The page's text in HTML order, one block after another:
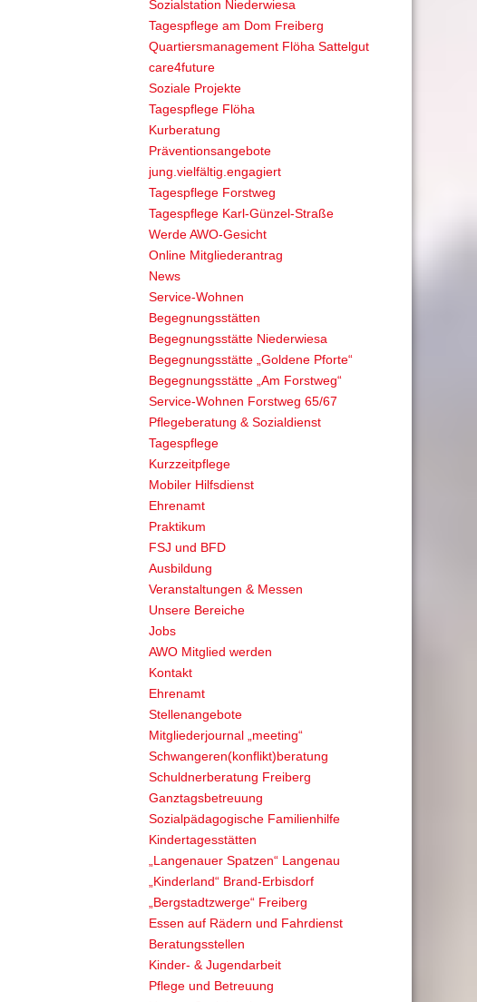
Sozialstation Niederwiesa
Tagespflege am Dom Freiberg
Quartiersmanagement Flöha Sattelgut
care4future
Soziale Projekte
Tagespflege Flöha
Kurberatung
Präventionsangebote
jung.vielfältig.engagiert
Tagespflege Forstweg
Tagespflege Karl-Günzel-Straße
Werde AWO-Gesicht
Online Mitgliederantrag
News
Service-Wohnen
Begegnungsstätten
Begegnungsstätte Niederwiesa
Begegnungsstätte „Goldene Pforte“
Begegnungsstätte „Am Forstweg“
Service-Wohnen Forstweg 65/67
Pflegeberatung & Sozialdienst
Tagespflege
Kurzzeitpflege
Mobiler Hilfsdienst
Ehrenamt
Praktikum
FSJ und BFD
Ausbildung
Veranstaltungen & Messen
Unsere Bereiche
Jobs
AWO Mitglied werden
Kontakt
Ehrenamt
Stellenangebote
Mitgliederjournal „meeting“
Schwangeren(konflikt)beratung
Schuldnerberatung Freiberg
Ganztagsbetreuung
Sozialpädagogische Familienhilfe
Kindertagesstätten
„Langenauer Spatzen“ Langenau
„Kinderland“ Brand-Erbisdorf
„Bergstadtzwerge“ Freiberg
Essen auf Rädern und Fahrdienst
Beratungsstellen
Kinder- & Jugendarbeit
Pflege und Betreuung